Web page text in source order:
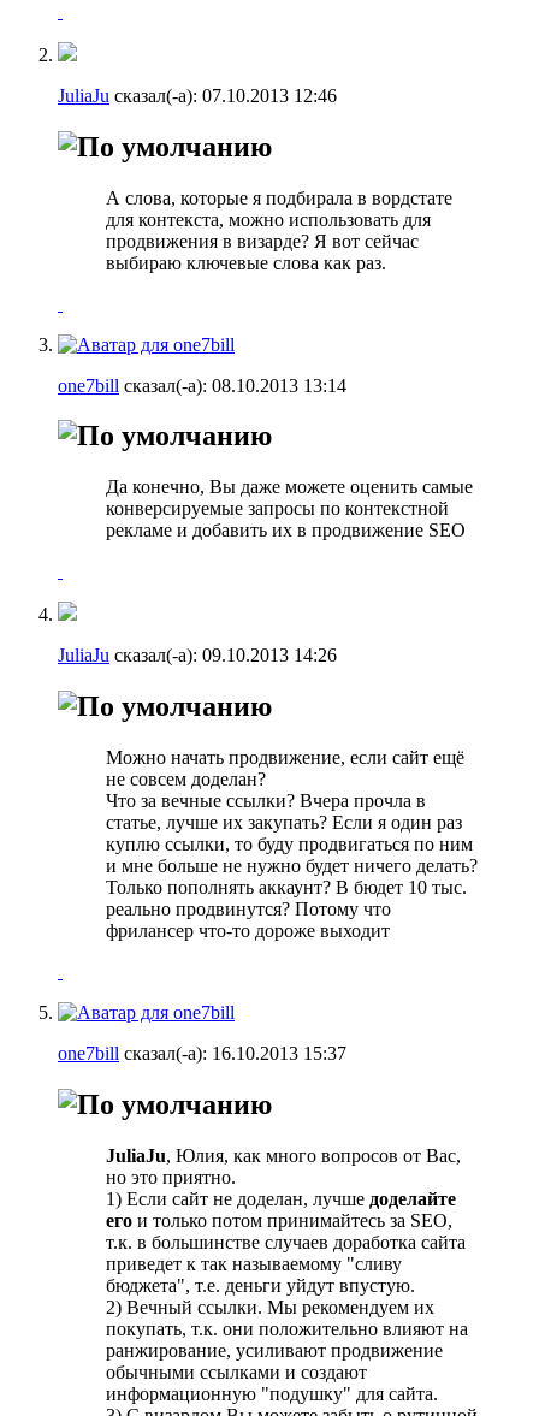
JuliaJu сказал(-а): 07.10.2013 12:46
А слова, которые я подбирала в вордстате
для контекста, можно использовать для
продвижения в визарде? Я вот сейчас
выбираю ключевые слова как раз.
one7bill сказал(-а): 08.10.2013 13:14
Да конечно, Вы даже можете оценить самые
конверсируемые запросы по контекстной
рекламе и добавить их в продвижение SEO
JuliaJu сказал(-а): 09.10.2013 14:26
Можно начать продвижение, если сайт ещё
не совсем доделан?
Что за вечные ссылки? Вчера прочла в
статье, лучше их закупать? Если я один раз
куплю ссылки, то буду продвигаться по ним
и мне больше не нужно будет ничего делать?
Только пополнять аккаунт? В бюдет 10 тыс.
реально продвинутся? Потому что
фрилансер что-то дороже выходит
one7bill сказал(-а): 16.10.2013 15:37
JuliaJu, Юлия, как много вопросов от Вас,
но это приятно.
1) Если сайт не доделан, лучше доделайте
его и только потом принимайтесь за SEO,
т.к. в большинстве случаев доработка сайта
приведет к так называемому "сливу
бюджета", т.е. деньги уйдут впустую.
2) Вечный ссылки. Мы рекомендуем их
покупать, т.к. они положительно влияют на
ранжирование, усиливают продвижение
обычными ссылками и создают
информационную "подушку" для сайта.